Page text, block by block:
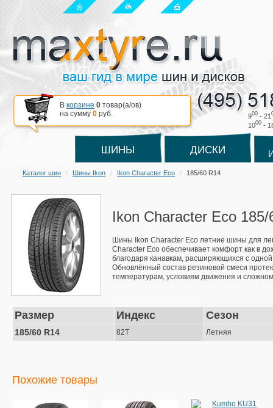
900 - 21
1000 -
В корзине 0 товар(a/ов)
на сумму 0 руб.
ШИНЫ ДИСКИ
Каталог шин Шины Ikon Ikon Character Eco 185/60 R14
Ikon Character Eco
Шины Ikon Character Eco летние шины для
Character Eco обеспечивает комфорт как в
благодаря канавкам, расширяющихся с
Обновлённый состав резиновой смеси
температурам, условиям движения и
Размер Индекс Сезон
185/60 R14 82T Летняя
Похожие товары